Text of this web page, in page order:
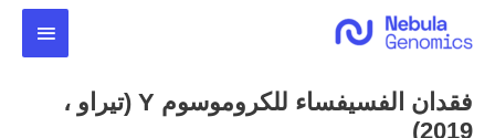
المحتوى
فقدان الفسيفساء للكروموسوم Y (تيراو ،
2019)